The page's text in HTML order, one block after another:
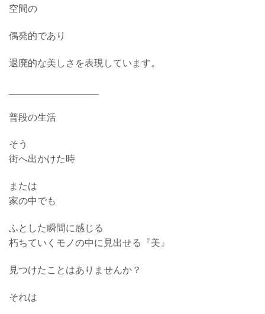
空間の
偶発的であり
退廃的な美しさを表現しています。
普段の生活
そう
街へ出かけた時
または
家の中でも
ふとした瞬間に感じる
朽ちていくモノの中に見出せる『美』
見つけたことはありませんか？
それは